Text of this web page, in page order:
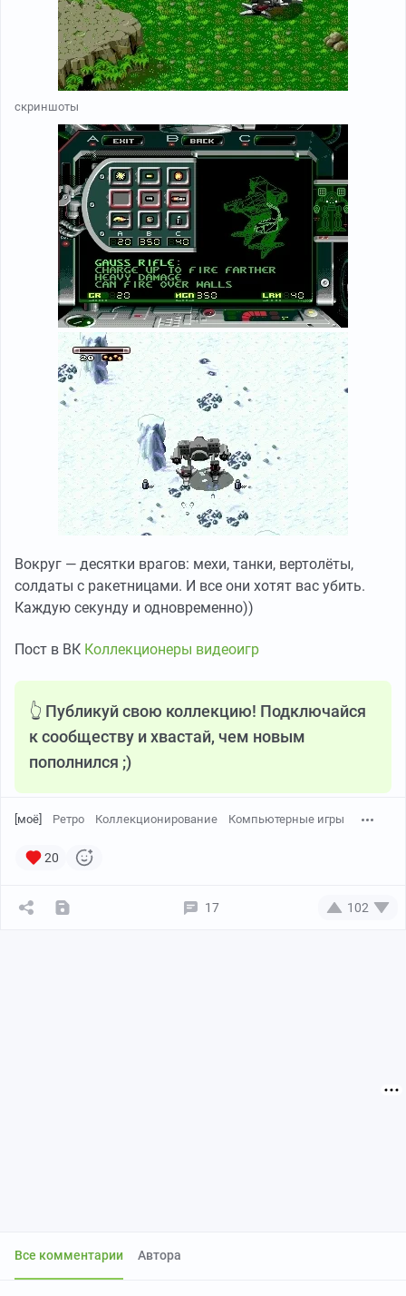
скриншоты
Вокруг — десятки врагов: мехи, танки, вертолёты,
солдаты с ракетницами. И все они хотят вас убить.
Каждую секунду и одновременно))
Пост в ВК Коллекционеры видеоигр
👆 Публикуй свою коллекцию! Подключайся
к сообществу и хвастай, чем новым
пополнился ;)
[моё] Ретро Коллекционирование Компьютерные игры
20
17 102
Все комментарии Автора